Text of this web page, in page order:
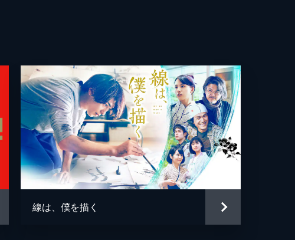
多和田久美
成島出
北川恵海
安川午朗
線は、僕を描く